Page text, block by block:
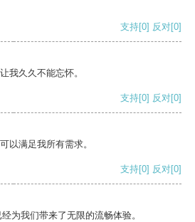
支持[0] 反对[0]
我久久不能忘怀。
支持[0] 反对[0]
以满足我所有需求。
支持[0] 反对[0]
为我们带来了无限的流畅体验。